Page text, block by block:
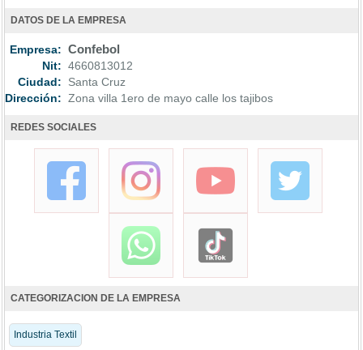
DATOS DE LA EMPRESA
Empresa: Confebol
Nit: 4660813012
Ciudad: Santa Cruz
Dirección: Zona villa 1ero de mayo calle los tajibos
REDES SOCIALES
CATEGORIZACION DE LA EMPRESA
Industria Textil